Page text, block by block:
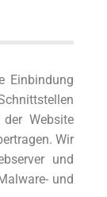
Einbindung
Website
Wir
und
und